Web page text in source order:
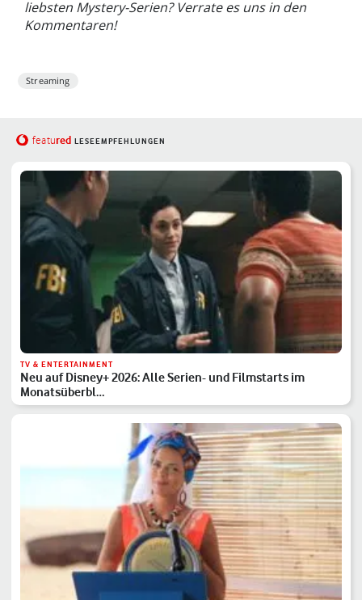
liebsten Mystery-Serien? Verrate es uns in den
Kommentaren!
Streaming
featured LESEEMPFEHLUNGEN
TV & ENTERTAINMENT
Neu auf Disney+ 2026: Alle Serien- und Filmstarts im
Monatsüberbl…